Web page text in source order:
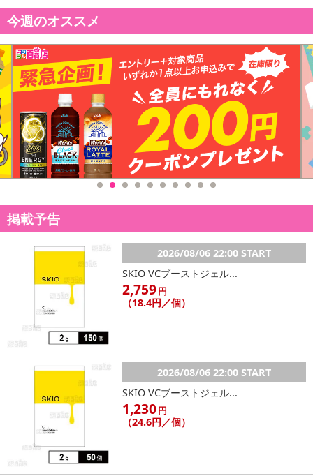
今週のオススメ
掲載予告
2026/08/06 22:00 START
SKIO VCブーストジェル...
2,759円
（18.4円／個）
2026/08/06 22:00 START
SKIO VCブーストジェル...
1,230円
（24.6円／個）